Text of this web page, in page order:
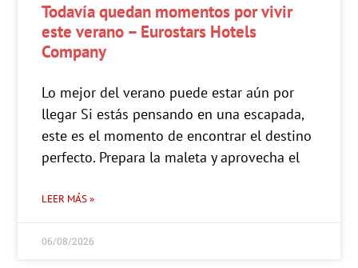
Todavía quedan momentos por vivir
este verano – Eurostars Hotels
Company
Lo mejor del verano puede estar aún por
llegar Si estás pensando en una escapada,
este es el momento de encontrar el destino
perfecto. Prepara la maleta y aprovecha el
LEER MÁS »
06/08/2026